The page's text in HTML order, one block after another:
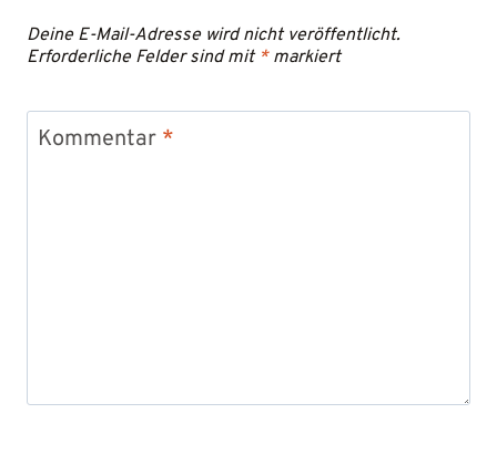
Deine E-Mail-Adresse wird nicht veröffentlicht.
Erforderliche Felder sind mit *markiert
Kommentar *